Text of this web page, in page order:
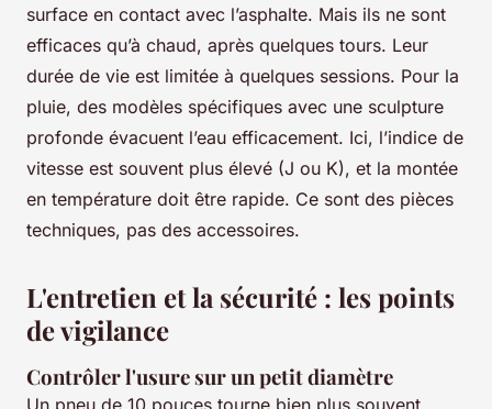
surface en contact avec l’asphalte. Mais ils ne sont
efficaces qu’à chaud, après quelques tours. Leur
durée de vie est limitée à quelques sessions. Pour la
pluie, des modèles spécifiques avec une sculpture
profonde évacuent l’eau efficacement. Ici, l’indice de
vitesse est souvent plus élevé (J ou K), et la montée
en température doit être rapide. Ce sont des pièces
techniques, pas des accessoires.
L'entretien et la sécurité : les points
de vigilance
Contrôler l'usure sur un petit diamètre